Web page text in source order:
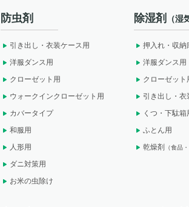
防虫剤
引き出し・衣装ケース用
洋服ダンス用
クローゼット用
ウォークインクローゼット用
カバータイプ
和服用
人形用
ダニ対策用
お米の虫除け
除湿剤 （湿
押入れ・収納
洋服ダンス用
クローゼット
引き出し・衣
くつ・下駄箱
ふとん用
乾燥剤
（食品